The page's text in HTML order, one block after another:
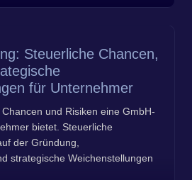
Steuerliche Chancen,
für Unternehmer
und Risiken eine GmbH-
bietet. Steuerliche
der Gründung,
strategische Weichenstellungen